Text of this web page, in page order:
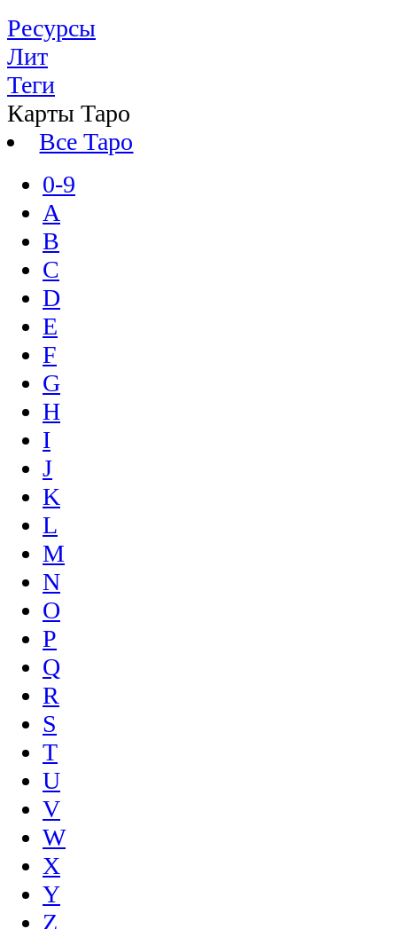
Ресурсы
Лит
Теги
Карты Таро
Все Таро
0-9
A
B
C
D
E
F
G
H
I
J
K
L
M
N
O
P
Q
R
S
T
U
V
W
X
Y
Z